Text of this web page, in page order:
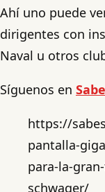
Ahí uno puede
dirigentes con
Naval u otros
Síguenos en
https://
pantalla-
para-la-
schwager/